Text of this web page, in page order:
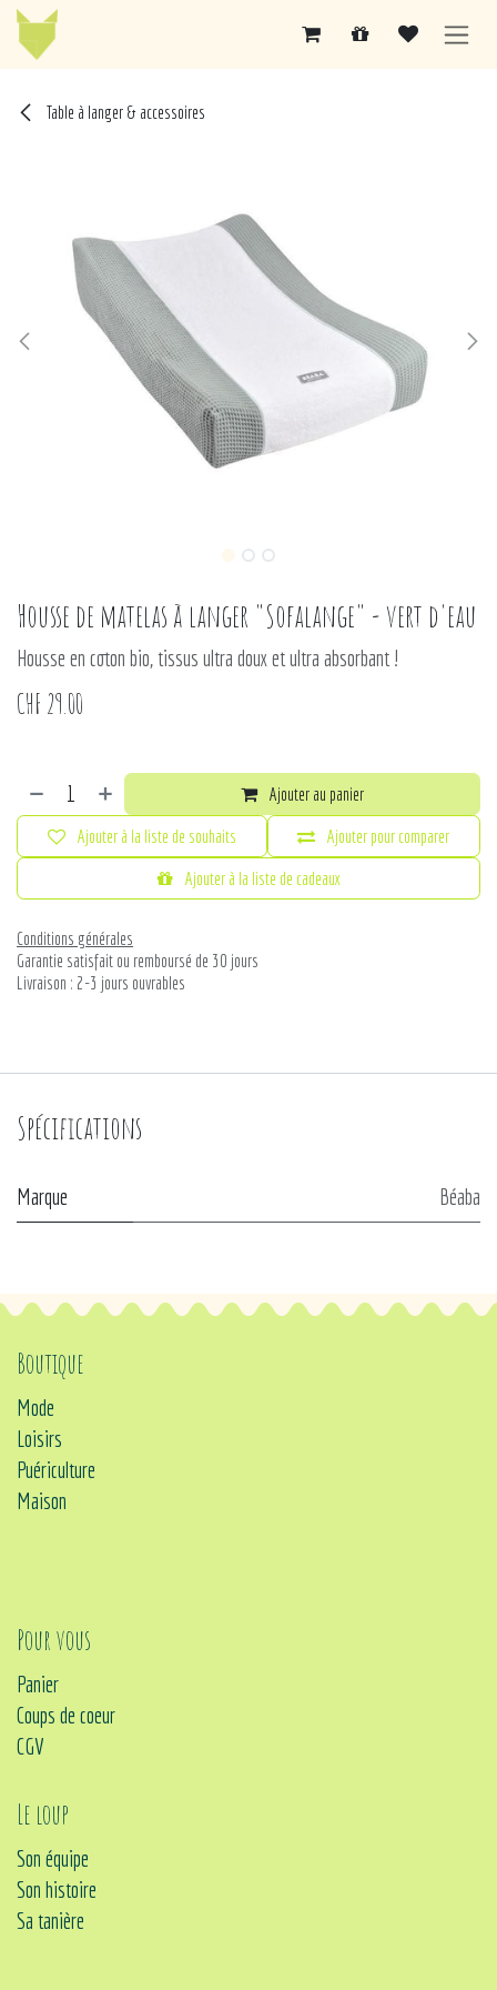
Se rendre au contenu
Table à langer & accessoires
Housse de matelas à langer "Sofalange" - vert d'eau
Housse en coton bio, tissus ultra doux et ultra absorbant !
CHF 29.00
Ajouter au panier
Ajouter pour comparer
Ajouter à la liste de cadeaux
Ajouter à la liste de souhaits
Conditions générales
Garantie satisfait ou remboursé de 30 jours
Livraison : 2-3 jours ouvrables
Spécifications
Marque Béaba
Boutique
Mode
Loisirs
Puériculture
Maison
Pour vous
Panier
Coups de coeur
CGV
Le loup
Son équipe
Son histoire
Sa tanière